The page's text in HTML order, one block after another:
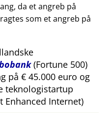
da et angreb på
som et angreb på
(Fortune 500)
på € 45.000 euro og
teknologistartup
Enhanced Internet)